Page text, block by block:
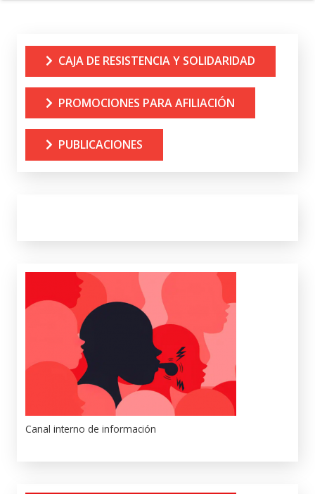
CAJA DE RESISTENCIA Y SOLIDARIDAD
PROMOCIONES PARA AFILIACIÓN
PUBLICACIONES
Canal interno de información